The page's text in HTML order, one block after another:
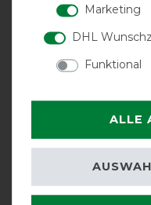
Marketing
DHL
Funktional
ALLE